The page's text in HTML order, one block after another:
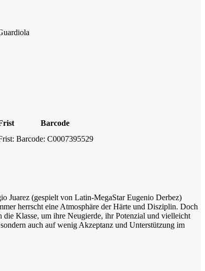
Barcode
Barcode: C0007395529
Juarez (gespielt von Latin-MegaStar Eugenio Derbez)
herrscht eine Atmosphäre der Härte und Disziplin. Doch
die Klasse, um ihre Neugierde, ihr Potenzial und vielleicht
auch auf wenig Akzeptanz und Unterstützung im